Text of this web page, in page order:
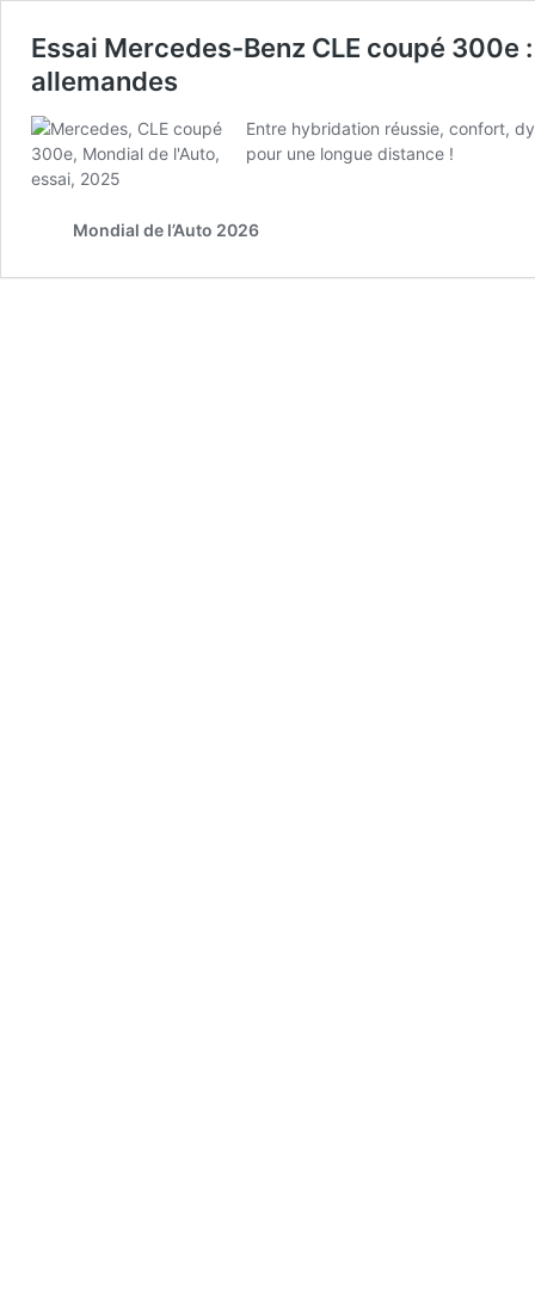
Essai Mercedes-Benz CLE coupé
allemandes
Entre hybridation réussie, confort,
pour une longue distance !
Mondial de l’Auto 2026